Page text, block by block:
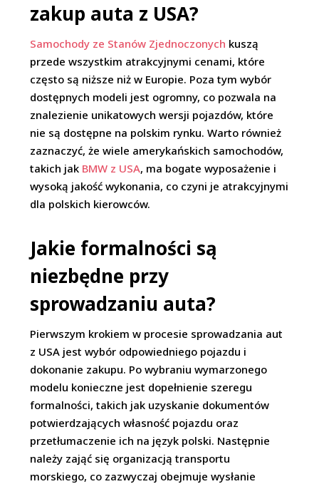
zakup auta z USA?
Samochody ze Stanów Zjednoczonych kuszą
przede wszystkim atrakcyjnymi cenami, które
często są niższe niż w Europie. Poza tym wybór
dostępnych modeli jest ogromny, co pozwala na
znalezienie unikatowych wersji pojazdów, które
nie są dostępne na polskim rynku. Warto również
zaznaczyć, że wiele amerykańskich samochodów,
takich jak BMW z USA, ma bogate wyposażenie i
wysoką jakość wykonania, co czyni je atrakcyjnymi
dla polskich kierowców.
Jakie formalności są
niezbędne przy
sprowadzaniu auta?
Pierwszym krokiem w procesie sprowadzania aut
z USA jest wybór odpowiedniego pojazdu i
dokonanie zakupu. Po wybraniu wymarzonego
modelu konieczne jest dopełnienie szeregu
formalności, takich jak uzyskanie dokumentów
potwierdzających własność pojazdu oraz
przetłumaczenie ich na język polski. Następnie
należy zająć się organizacją transportu
morskiego, co zazwyczaj obejmuje wysłanie